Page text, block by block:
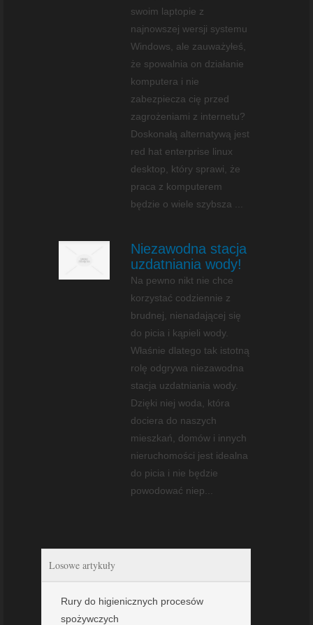
swoim laptopie z
najnowszej wersji systemu
Windows, ale zauważyłeś,
że spowalnia on działanie
komputera i nie
zabezpiecza cię przed
zagrożeniami z internetu?
Doskonałą alternatywą jest
red hat enterprise linux
desktop, który sprawi, że
praca z komputerem
będzie o wiele szybsza ...
Niezawodna stacja
uzdatniania wody!
Na pewno nikt nie chce
korzystać codziennie z
brudnej, nienadającej się
do picia i kąpieli wody.
Właśnie dlatego tak istotną
rolę odgrywa niezawodna
stacja uzdatniania wody.
Dzięki niej woda, która
dociera do naszych
mieszkań, domów i innych
nieruchomości jest idealna
do picia i nie będzie
powodować niep...
Losowe artykuły
Rury do higienicznych procesów
spożywczych